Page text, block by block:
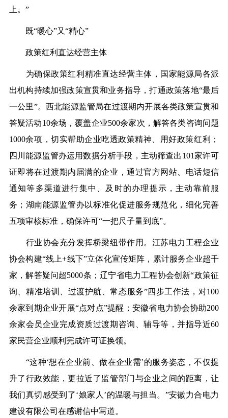
上。”
既“暖心”又“精心”
政策红利直达经营主体
为确保政策红利 精准直达经营主体 ， 国家能源局各派
出机构持续加强政策宣贯和业务指导 ，打通政策落地“最后
一公里”。西北能源监管局在过渡期内开展各类政策宣贯和
答疑活动10余场，覆盖企业500余家次，解答各类咨询问题
1000余项，切实帮助企业吃透政策精神、用好政策红利；
四川能源监管办运用数据分析手段，主动筛查出 101家许可
证即将在过渡期内届满的企业，通过官方网站
电话短信
通知等多渠道进行集中、及时的办理提示， 主动靠前服
务 ；湖南能源监管办以标准化促进服务规范化 ， 细化完善
五项审核标准，确保许可“一把尺子量到底”。
行业协会充分发挥桥梁纽带作用。江苏电力工程企业
协会构建“线上+线下”立体化宣传矩阵，累计服务企业超千
家，解答疑问超5000条；辽宁省电力工程协会创新“政策征
询、精准培训、过渡护航、常态服务”四步工作法，对100
余家到期企业开展“点对点”提醒；安徽省电力协会协助200
余家会员企业完成资质过渡期 咨询、辅导等 ，并指导近60
家民营企业顺利完成许可证换领。
“这种‘想在企业前、做在企业需’的服务姿态，不仅提
升了行政效能，更拉近了监管部门与企业之间的距离，让
我们真切感受到了‘娘家人’的温暖与担当。”安徽力合电力
建设有限公司在感谢信中写道。